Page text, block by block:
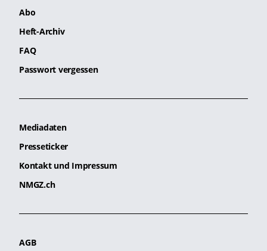
Abo
Heft-Archiv
FAQ
Passwort vergessen
Mediadaten
Presseticker
Kontakt und Impressum
NMGZ.ch
AGB